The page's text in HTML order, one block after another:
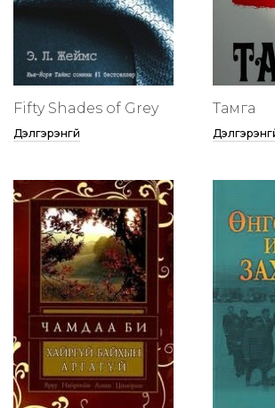
Fifty Shades of Grey
Дэлгэрэнгүй
Тамга